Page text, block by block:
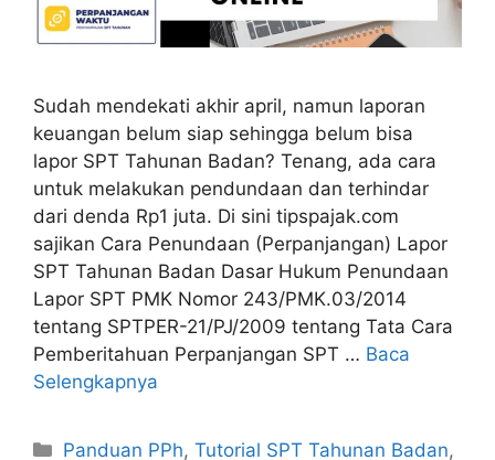
Sudah mendekati akhir april, namun laporan
keuangan belum siap sehingga belum bisa
lapor SPT Tahunan Badan? Tenang, ada cara
untuk melakukan pendundaan dan terhindar
dari denda Rp1 juta. Di sini tipspajak.com
sajikan Cara Penundaan (Perpanjangan) Lapor
SPT Tahunan Badan Dasar Hukum Penundaan
Lapor SPT PMK Nomor 243/PMK.03/2014
tentang SPTPER-21/PJ/2009 tentang Tata Cara
Pemberitahuan Perpanjangan SPT … Baca
Selengkapnya
Kategori
Panduan PPh,Tutorial SPT Tahunan Badan,